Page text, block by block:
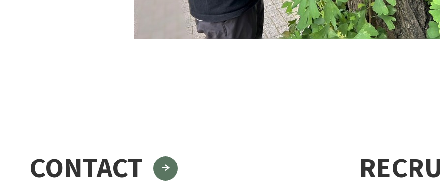
インテリアプランツ 根系試掘調査
移植適性度診断
CONTACT